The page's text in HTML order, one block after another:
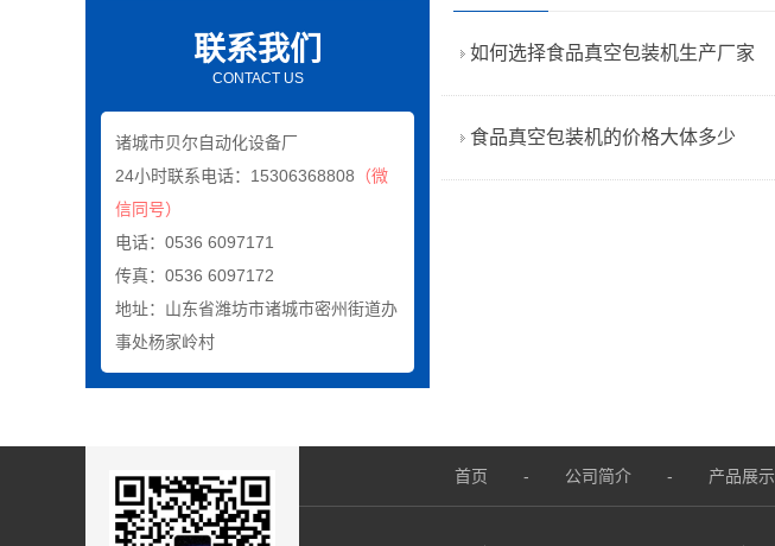
联系我们
CONTACT US
诸城市贝尔自动化设备厂
24小时联系电话：15306368808 （微
信同号）
电话：0536 6097171
传真：0536 6097172
地址：山东省潍坊市诸城市密州街道办
事处杨家岭村
如何选择食品真空包装机生产厂家
食品真空包装机的价格大体多少
首页 - 公司简介 - 产品展示